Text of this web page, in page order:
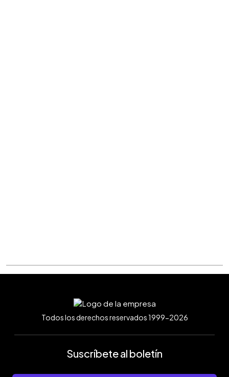
Todos los derechos reservados 1999-2026
Suscríbete al boletín